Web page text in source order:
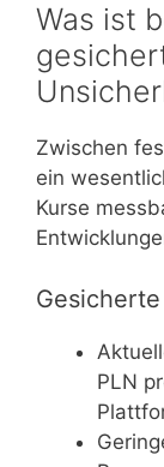
Was ist
Zwischen
ein
Kurse
PLN